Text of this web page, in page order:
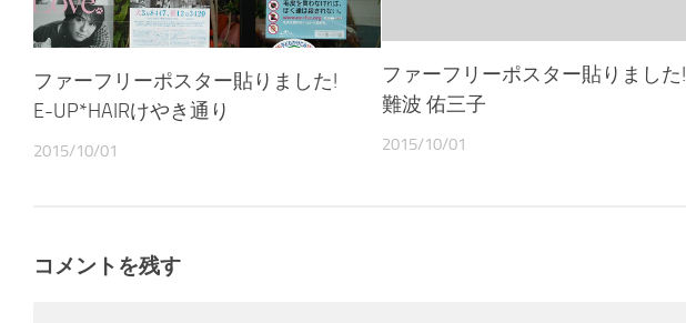
ファーフリーポスター貼りました!
E-UP*HAIRけやき通り
2015/10/01
ファーフリーポスター貼りました!
難波 佑三子
2015/10/01
コメントを残す